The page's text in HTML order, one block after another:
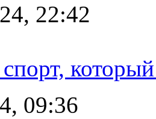
22:42
09:36